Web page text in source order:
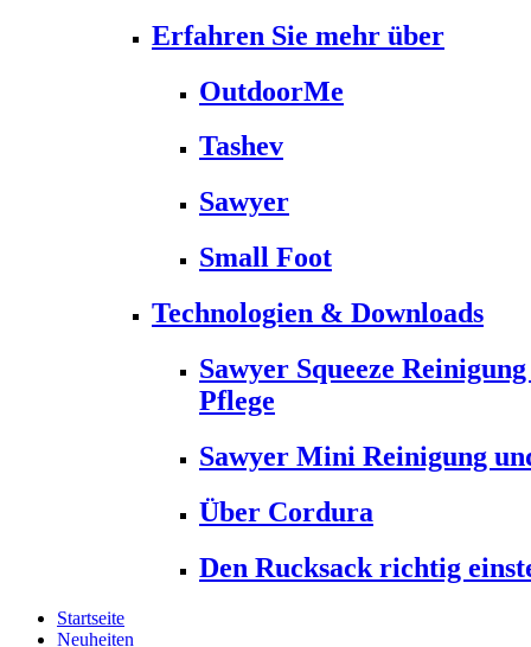
Erfahren Sie mehr über
OutdoorMe
Tashev
Sawyer
Small Foot
Technologien & Downloads
Sawyer Squeeze
Pflege
Sawyer Mini Reinigung
Über Cordura
Den Rucksack richtig
Startseite
Neuheiten